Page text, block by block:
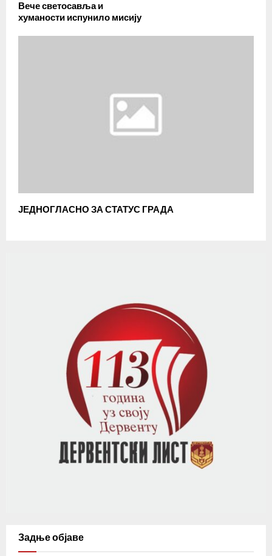
Вече светосавља и
хуманости испунило мисију
ЈЕДНОГЛАСНО ЗА СТАТУС ГРАДА
Задње објаве